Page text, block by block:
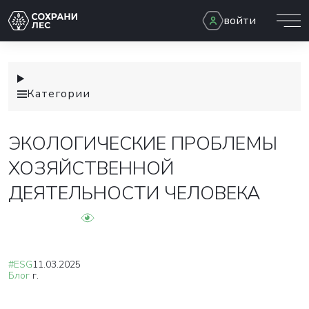
войти
Категории
ЭКОЛОГИЧЕСКИЕ ПРОБЛЕМЫ
ХОЗЯЙСТВЕННОЙ
ДЕЯТЕЛЬНОСТИ ЧЕЛОВЕКА
#ESG
Блог
11.03.2025
г.